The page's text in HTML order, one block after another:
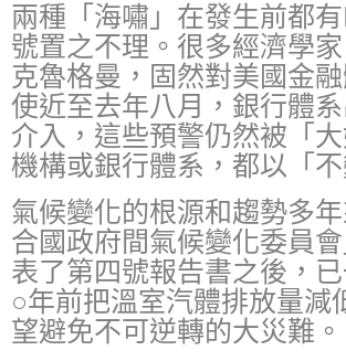
兩種「海嘯」在發生前都
號置之不理。很多經濟學
克魯格曼，固然對美國金
使近至去年八月，銀行體
介入，這些預警仍然被「
機構或銀行體系，都以「
氣候變化的根源和趨勢多
合國政府間氣候變化委員
表了第四號報告書之後，
○年前把溫室汽體排放量
望避免不可逆轉的大災難。